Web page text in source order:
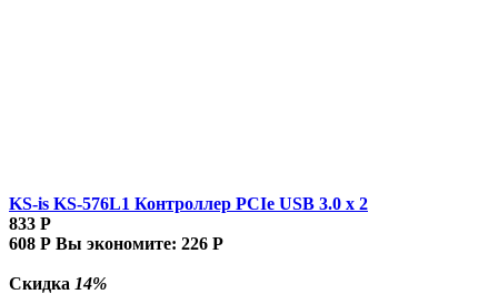
KS-is KS-576L1 Контроллер PCIe USB 3.0 x 2
833 Р
608 Р Вы экономите: 226 Р
Скидка 14%